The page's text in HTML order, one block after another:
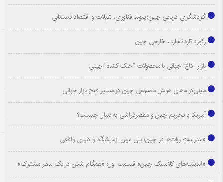
گردشگری دریایی چین؛ پیوند فناوری، شیلات و اقتصاد تابستانی
رکورد تازه تجارت خارجی چین
بازار “داغ” جهانی با محصولات “خنک کننده” چینی
مینی‌درام‌های هوش مصنوعی چین در مسیر فتح بازار جهانی
آمریکا با تحریم چین و مقصرتراشی به دنبال چیست؟
«مدرسه» ربات‌ها در چین؛ پلی میان آزمایشگاه و دنیای واقعی
«اندیشه‌های کلاسیک چین» قسمت اول: «همگام شدن در یک سفر مشترک»